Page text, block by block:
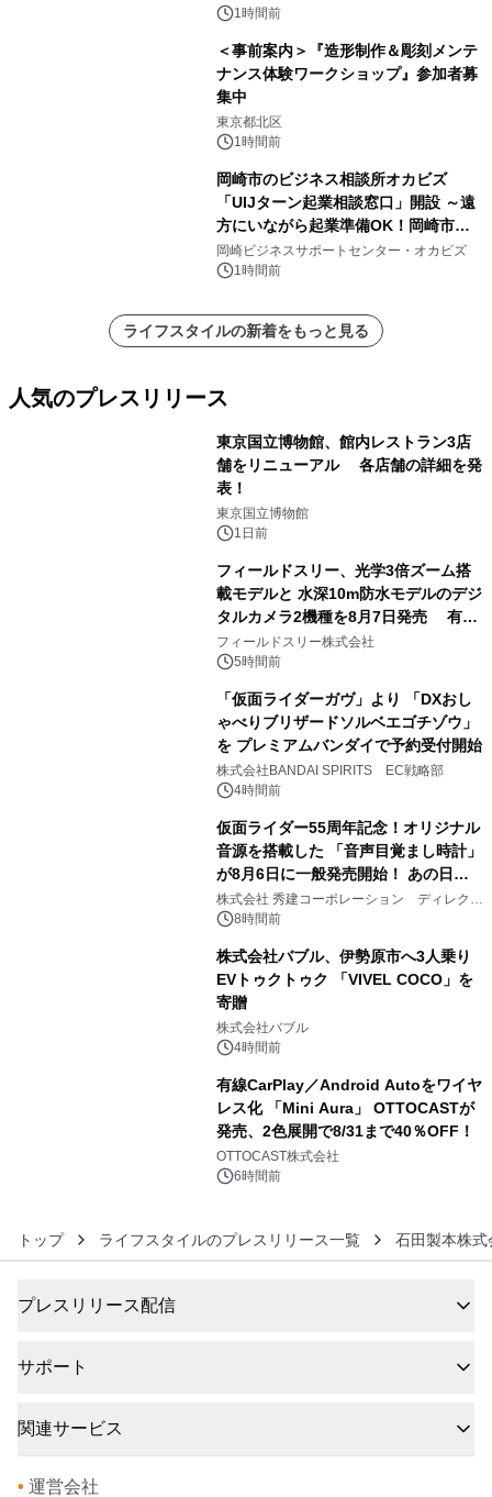
1時間前
＜事前案内＞『造形制作＆彫刻メンテ
ナンス体験ワークショップ』参加者募
集中
東京都北区
1時間前
岡崎市のビジネス相談所オカビズ
「UIJターン起業相談窓口」開設 ～遠
方にいながら起業準備OK！岡崎市を
挑戦者があつまるまちに～
岡崎ビジネスサポートセンター・オカビズ
1時間前
ライフスタイルの新着をもっと見る
人気のプレスリリース
東京国立博物館、館内レストラン3店
舗をリニューアル 各店舗の詳細を発
表！
東京国立博物館
1日前
フィールドスリー、光学3倍ズーム搭
載モデルと 水深10m防水モデルのデジ
タルカメラ2機種を8月7日発売 有効
約1300万画素、用途別に選べるコンデ
ジ新登場
フィールドスリー株式会社
5時間前
「仮面ライダーガヴ」より 「DXおし
ゃべりブリザードソルベエゴチゾウ」
を プレミアムバンダイで予約受付開始
株式会社BANDAI SPIRITS EC戦略部
4時間前
仮面ライダー55周年記念！オリジナル
音源を搭載した 「音声目覚まし時計」
が8月6日に一般発売開始！ あの日の
大興奮が今甦る
株式会社 秀建コーポレーション ディレクト
アートギャラリー
8時間前
株式会社バブル、伊勢原市へ3人乗り
EVトゥクトゥク 「VIVEL COCO」を
寄贈
株式会社バブル
4時間前
有線CarPlay／Android Autoをワイヤ
レス化 「Mini Aura」 OTTOCASTが
発売、2色展開で8/31まで40％OFF！
OTTOCAST株式会社
6時間前
トップ ライフスタイルのプレスリリース一覧 石田製本株式
プレスリリース配信
サポート
関連サービス
• 運営会社